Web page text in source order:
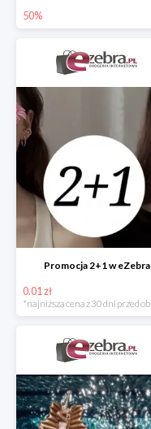
50%
Promocja 2+1 w eZebra
0.01 zł